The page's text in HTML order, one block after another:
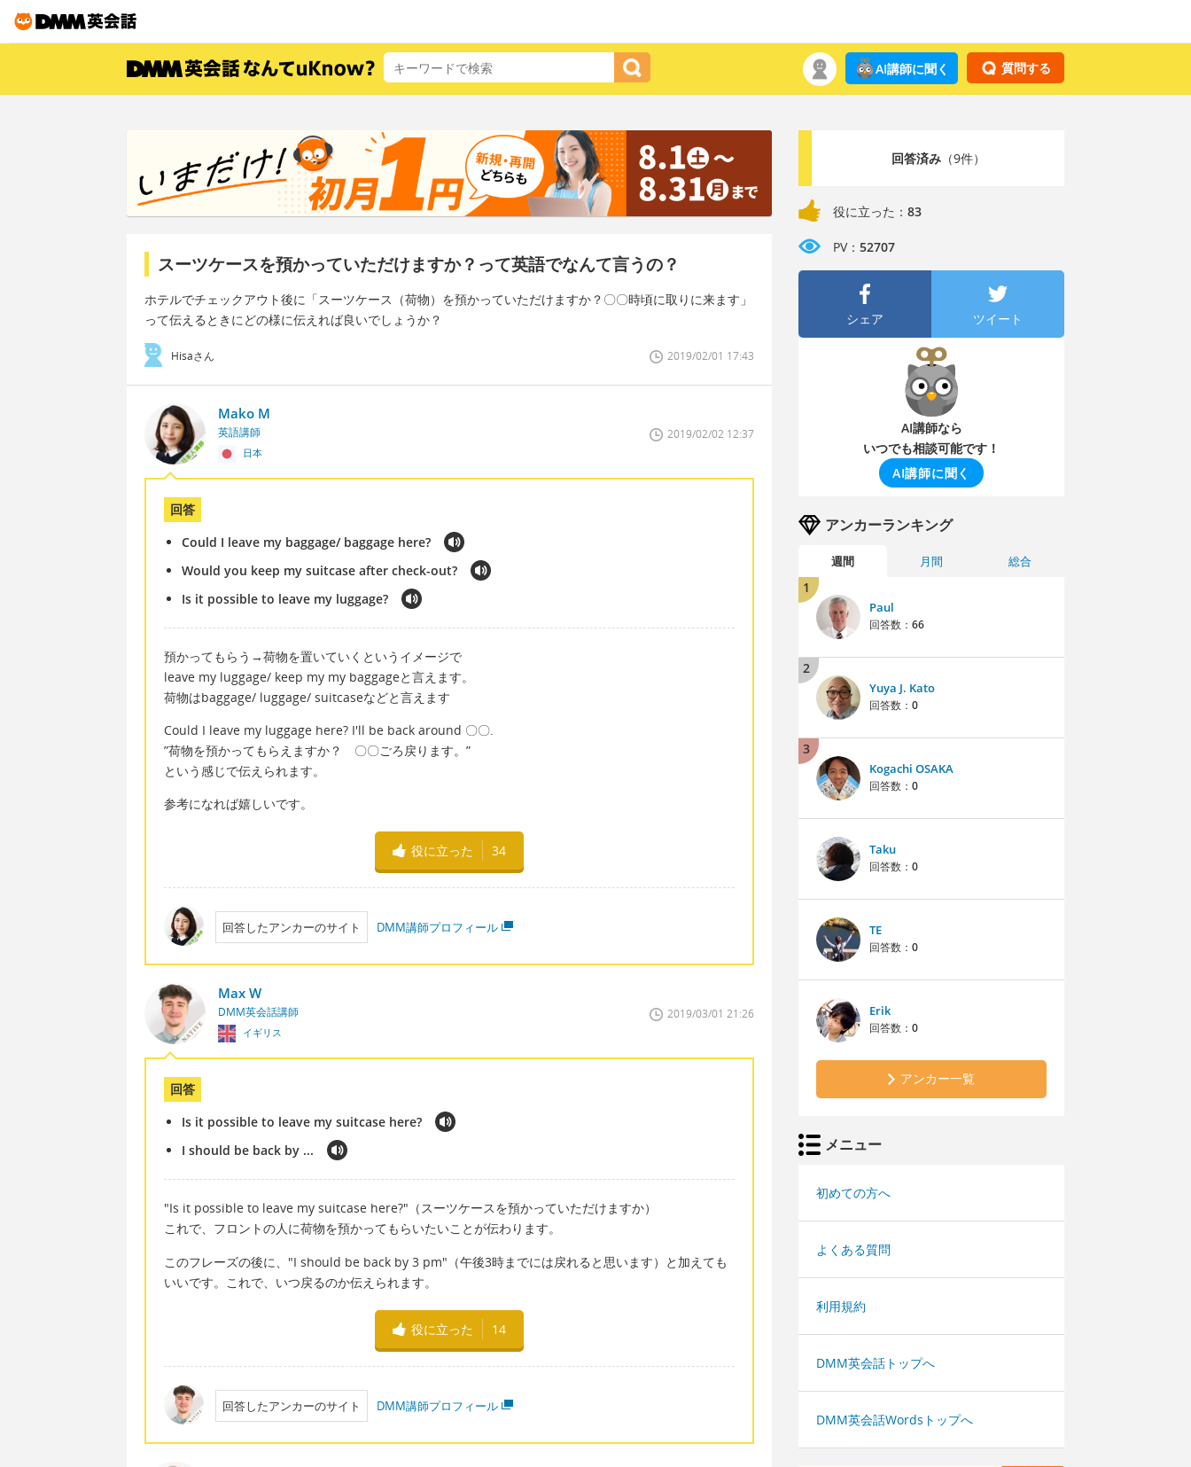
質問する
AI講師に聞く
スーツケースを預かっていただけますか？って英語でなんて言うの？
ホテルでチェックアウト後に「スーツケース（荷物）を預かっていただけますか？〇〇時頃に取りに来ます」
って伝えるときにどの様に伝えれば良いでしょうか？
Hisaさん 2019/02/01 17:43
Mako M
英語講師
日本
2019/02/02 12:37
回答
Could I leave my baggage/ baggage here?
Would you keep my suitcase after check-out?
Is it possible to leave my luggage?
預かってもらう→荷物を置いていくというイメージで
leave my luggage/ keep my my baggageと言えます。
荷物はbaggage/ luggage/ suitcaseなどと言えます
Could I leave my luggage here? I'll be back around 〇〇.
”荷物を預かってもらえますか？ 〇〇ごろ戻ります。”
という感じで伝えられます。
参考になれば嬉しいです。
役に立った 34
回答したアンカーのサイト DMM講師プロフィール
Max W
DMM英会話講師
イギリス
2019/03/01 21:26
回答
Is it possible to leave my suitcase here?
I should be back by ...
"Is it possible to leave my suitcase here?"（スーツケースを預かっていただけますか）
これで、フロントの人に荷物を預かってもらいたいことが伝わります。
このフレーズの後に、"I should be back by 3 pm"（午後3時までには戻れると思います）と加えても
いいです。これで、いつ戻るのか伝えられます。
役に立った 14
回答したアンカーのサイト DMM講師プロフィール
回答済み（9件）
役に立った： 83
PV： 52707
シェア ツイート
AI講師なら
いつでも相談可能です！
AI講師に聞く
アンカーランキング
週間 月間 総合
1
Paul
回答数： 66
2
Yuya J. Kato
回答数： 0
3
Kogachi OSAKA
回答数： 0
Taku
回答数： 0
TE
回答数： 0
Erik
回答数： 0
アンカー一覧
メニュー
初めての方へ
よくある質問
利用規約
DMM英会話トップへ
DMM英会話Wordsトップへ